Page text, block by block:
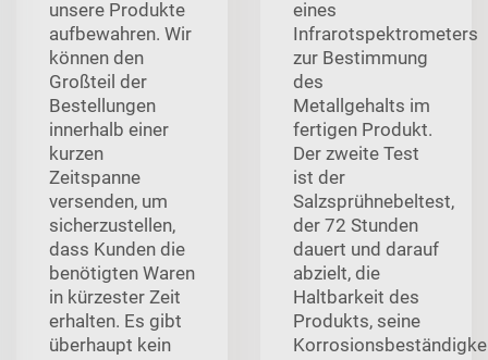
unsere Produkte
aufbewahren. Wir
können den
Großteil der
Bestellungen
innerhalb einer
kurzen
Zeitspanne
versenden, um
sicherzustellen,
dass Kunden die
benötigten Waren
in kürzester Zeit
erhalten. Es gibt
überhaupt kein
eines
Infrarotspektrometers
zur Bestimmung
des
Metallgehalts im
fertigen Produkt.
Der zweite Test
ist der
Salzsprühnebeltest,
der 72 Stunden
dauert und darauf
abzielt, die
Haltbarkeit des
Produkts, seine